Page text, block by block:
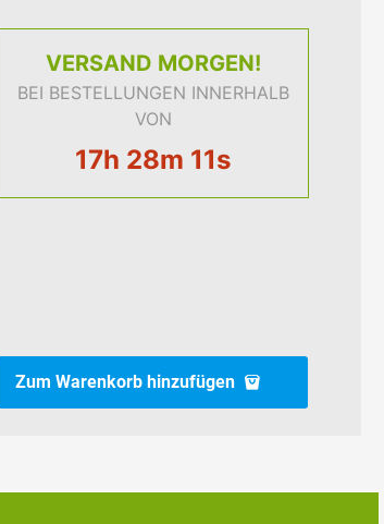
VERSAND MORGEN!
BEI BESTELLUNGEN INNERHALB
VON
17h 28m 10s
Zum Warenkorb hinzufügen